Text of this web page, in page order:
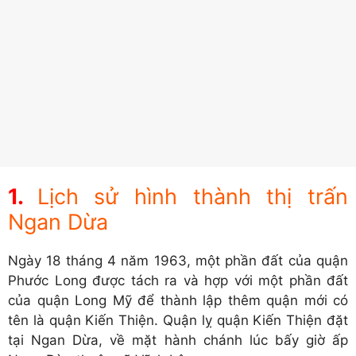
Lịch sử hình thành thị trấn
Ngan Dừa
Ngày 18 tháng 4 năm 1963, một phần đất của quận
Phước Long được tách ra và hợp với một phần đất
của quận Long Mỹ để thành lập thêm quận mới có
tên là quận Kiến Thiện. Quận lỵ quận Kiến Thiện đặt
tại Ngan Dừa, về mặt hành chánh lúc bấy giờ ấp